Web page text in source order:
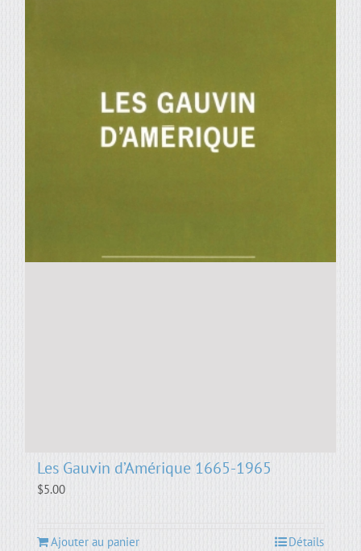
Les Gauvin d’Amérique 1665-1965
$5.00
Ajouter au panier Détails